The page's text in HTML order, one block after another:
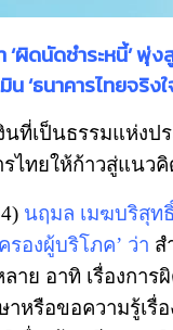
ผิดนัดชำระหนี้’ พุ่
‘ธนาคารไทยจริง
นธรรมแห่งประ
ทยให้ก้าวสู่แนวคิ
นฤมล เมฆบริสุท
องผู้บริโภค’ ว่า ส
าย อาทิ เรื่องกา
หรือขอความรู้เ